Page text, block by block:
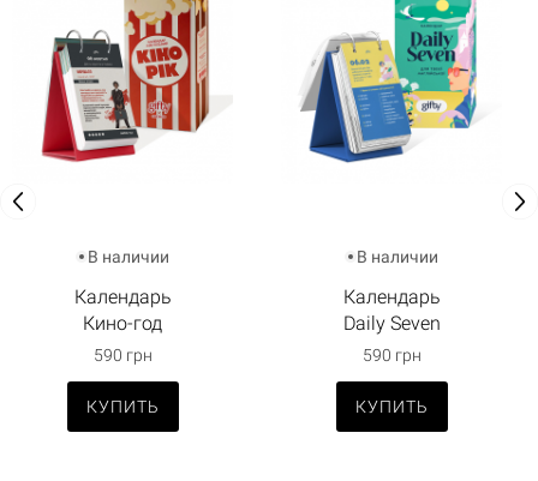
В наличии
Календарь
Кино-год
590 грн
КУПИТЬ
В наличии
Календарь
Daily Seven
590 грн
КУПИТЬ